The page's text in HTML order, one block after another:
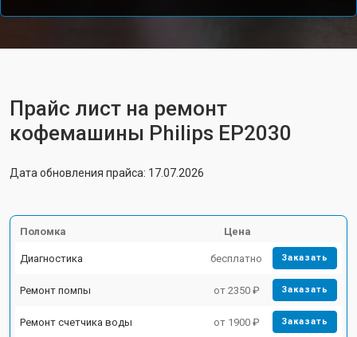
Прайс лист на ремонт
кофемашины Philips EP2030
Дата обновления прайса: 17.07.2026
Поломка Цена
Диагностика бесплатно Заказать
Ремонт помпы от 2350 ₽ Заказать
Ремонт счетчика воды от 1900 ₽ Заказать